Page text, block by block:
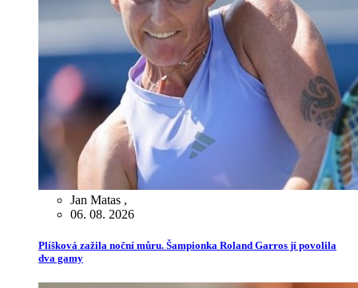
Jan Matas ,
06. 08. 2026
Plíšková zažila noční můru. Šampionka Roland Garros jí povolila
dva gamy